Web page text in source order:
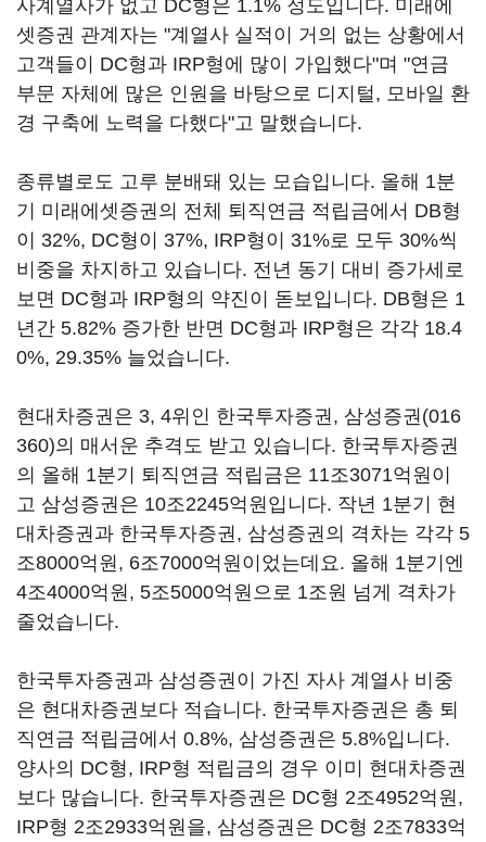
사계열사가 없고 DC형은 1.1% 정도입니다. 미래에
셋증권 관계자는 "계열사 실적이 거의 없는 상황에서
고객들이 DC형과 IRP형에 많이 가입했다"며 "연금
부문 자체에 많은 인원을 바탕으로 디지털, 모바일 환
경 구축에 노력을 다했다"고 말했습니다.
종류별로도 고루 분배돼 있는 모습입니다. 올해 1분
기 미래에셋증권의 전체 퇴직연금 적립금에서 DB형
이 32%, DC형이 37%, IRP형이 31%로 모두 30%씩
비중을 차지하고 있습니다. 전년 동기 대비 증가세로
보면 DC형과 IRP형의 약진이 돋보입니다. DB형은 1
년간 5.82% 증가한 반면 DC형과 IRP형은 각각 18.4
0%, 29.35% 늘었습니다.
현대차증권은 3, 4위인 한국투자증권, 삼성증권(016
360)의 매서운 추격도 받고 있습니다. 한국투자증권
의 올해 1분기 퇴직연금 적립금은 11조3071억원이
고 삼성증권은 10조2245억원입니다. 작년 1분기 현
대차증권과 한국투자증권, 삼성증권의 격차는 각각 5
조8000억원, 6조7000억원이었는데요. 올해 1분기엔
4조4000억원, 5조5000억원으로 1조원 넘게 격차가
줄었습니다.
한국투자증권과 삼성증권이 가진 자사 계열사 비중
은 현대차증권보다 적습니다. 한국투자증권은 총 퇴
직연금 적립금에서 0.8%, 삼성증권은 5.8%입니다.
양사의 DC형, IRP형 적립금의 경우 이미 현대차증권
보다 많습니다. 한국투자증권은 DC형 2조4952억원,
IRP형 2조2933억원을, 삼성증권은 DC형 2조7833억